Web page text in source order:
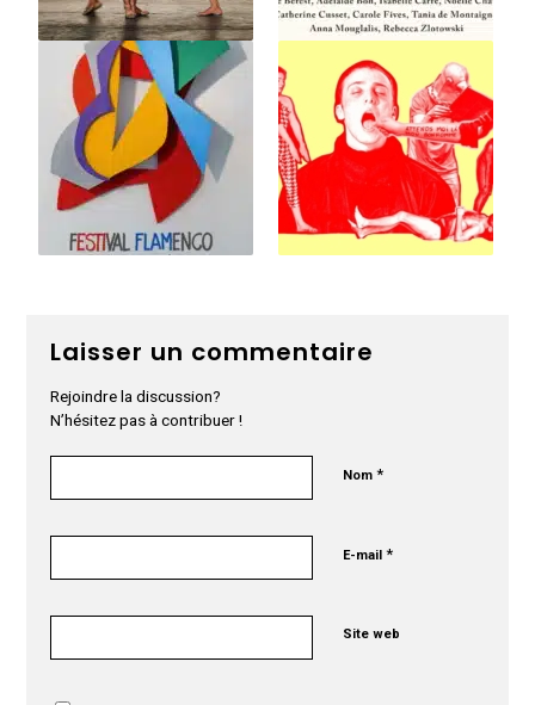
Laisser un commentaire
Rejoindre la discussion?
N’hésitez pas à contribuer !
Nom*
E-mail*
Site web